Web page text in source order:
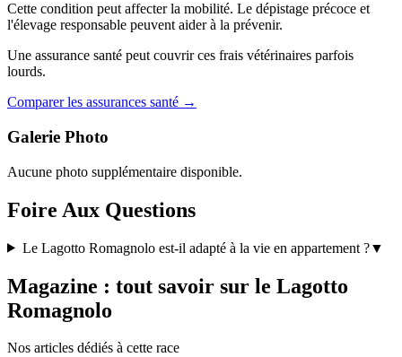
Cette condition peut affecter la mobilité. Le dépistage précoce et
l'élevage responsable peuvent aider à la prévenir.
Une assurance santé peut couvrir ces frais vétérinaires parfois
lourds.
Comparer les assurances santé →
Galerie Photo
Aucune photo supplémentaire disponible.
Foire Aux Questions
Le Lagotto Romagnolo est-il adapté à la vie en appartement ?▼
Magazine : tout savoir sur le Lagotto
Romagnolo
Nos articles dédiés à cette race